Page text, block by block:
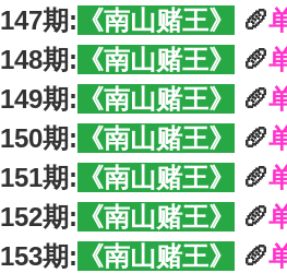
147期: 《南山赌王》 🥖
148期: 《南山赌王》 🥖
149期: 《南山赌王》 🥖
150期: 《南山赌王》 🥖
151期: 《南山赌王》 🥖
152期: 《南山赌王》 🥖
153期: 《南山赌王》 🥖